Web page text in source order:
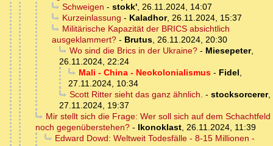
Schweigen - stokk', 26.11.2024, 14:07
Kurzeinlassung - Kaladhor, 26.11.2024, 15:37
Militärische Kapazität der BRICS absichtlich
ausgeklammert? - Brutus, 26.11.2024, 20:30
Wo sind die Brics in der Ukraine?- Miesepeter,
26.11.2024, 22:24
Mali - China - Neokolonialismus- Fidel,
27.11.2024, 10:34
Scott Ritter sieht das ganz ähnlich. - stocksorcerer,
27.11.2024, 19:37
Mir stellt sich die Frage: Wer soll sich auf dem Schachtfeld
noch gegenüberstehen? - Ikonoklast, 26.11.2024, 11:39
Edward Dowd: Weltweit Todesfälle - 8-15 Millionen -